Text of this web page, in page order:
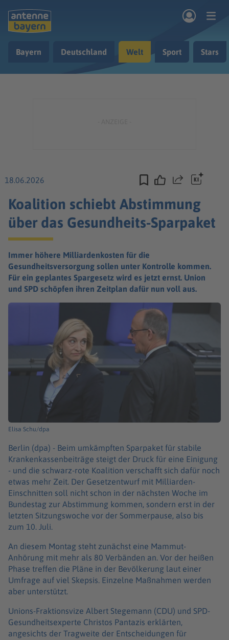
Nachrichten
Bayern Deutschland Welt Sport Stars
18.06.2026 Teilen
Koalition schiebt Abstimmung
über das Gesundheits-Sparpaket
Immer höhere Milliardenkosten für die
Gesundheitsversorgung sollen unter Kontrolle kommen.
Für ein geplantes Spargesetz wird es jetzt ernst. Union
und SPD schöpfen ihren Zeitplan dafür nun voll aus.
Elisa Schu/dpa
Berlin (dpa) - Beim umkämpften Sparpaket für stabile
Krankenkassenbeiträge steigt der Druck für eine Einigung
- und die schwarz-rote Koalition verschafft sich dafür noch
etwas mehr Zeit. Der Gesetzentwurf mit Milliarden-
Einschnitten soll nicht schon in der nächsten Woche im
Bundestag zur Abstimmung kommen, sondern erst in der
letzten Sitzungswoche vor der Sommerpause, also bis
zum 10. Juli.
An diesem Montag steht zunächst eine Mammut-
Anhörung mit mehr als 80 Verbänden an. Vor der heißen
Phase treffen die Pläne in der Bevölkerung laut einer
Umfrage auf viel Skepsis. Einzelne Maßnahmen werden
aber unterstützt.
Unions-Fraktionsvize Albert Stegemann (CDU) und SPD-
Gesundheitsexperte Christos Pantazis erklärten,
angesichts der Tragweite der Entscheidungen für